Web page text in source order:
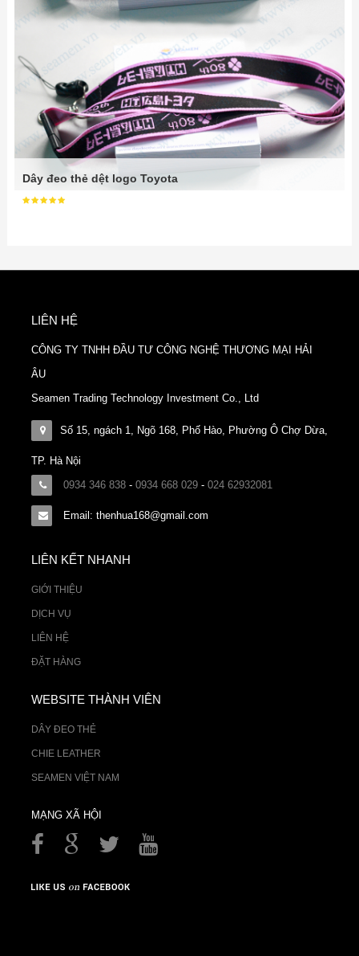
Dây đeo thẻ dệt logo Toyota
LIÊN HỆ
CÔNG TY TNHH ĐẦU TƯ CÔNG NGHỆ THƯƠNG MẠI HẢI
ÂU
Seamen Trading Technology Investment Co., Ltd
Số 15, ngách 1, Ngõ 168, Phố Hào, Phường Ô Chợ Dừa,
TP. Hà Nội
0934 346 838 - 0934 668 029 - 024 62932081
Email: thenhua168@gmail.com
LIÊN KẾT NHANH
GIỚI THIỆU
DỊCH VỤ
LIÊN HỆ
ĐẶT HÀNG
WEBSITE THÀNH VIÊN
DÂY ĐEO THẺ
CHIE LEATHER
SEAMEN VIỆT NAM
MẠNG XÃ HỘI